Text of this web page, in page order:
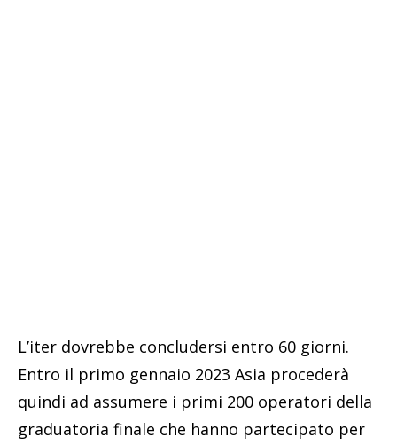
L’iter dovrebbe concludersi entro 60 giorni.
Entro il primo gennaio 2023 Asia procederà
quindi ad assumere i primi 200 operatori della
graduatoria finale che hanno partecipato per